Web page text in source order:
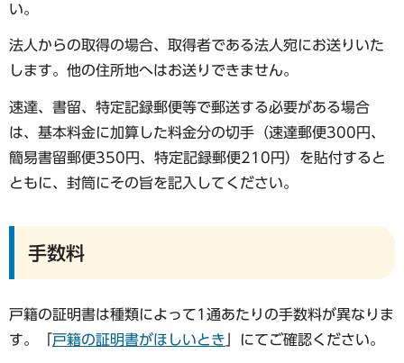
い。
法人からの取得の場合、取得者である法人宛にお送りいた
します。他の住所地へはお送りできません。
速達、書留、特定記録郵便等で郵送する必要がある場合
は、基本料金に加算した料金分の切手（速達郵便300円、
簡易書留郵便350円、特定記録郵便210円）を貼付すると
ともに、封筒にその旨を記入してください。
手数料
戸籍の証明書は種類によって1通あたりの手数料が異なりま
す。「 戸籍の証明書がほしいとき 」にてご確認ください。